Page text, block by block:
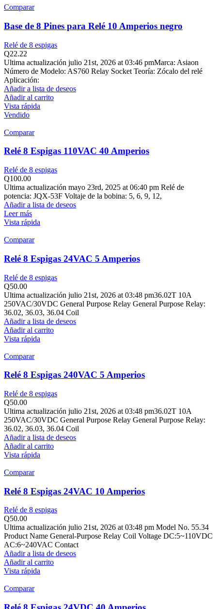
Comparar
Base de 8 Pines para Relé 10 Amperios negro
Relé de 8 espigas
Q22.22
Ultima actualización julio 21st, 2026 at 03:46 pmMarca: Asiaon
Número de Modelo: AS760 Relay Socket Teoría: Zócalo del relé
Aplicación:
Añadir a lista de deseos
Añadir al carrito
Vista rápida
Vendido
Comparar
Relé 8 Espigas 110VAC 40 Amperios
Relé de 8 espigas
Q100.00
Ultima actualización mayo 23rd, 2025 at 06:40 pm Relé de
potencia: JQX-53F Voltaje de la bobina: 5, 6, 9, 12,
Añadir a lista de deseos
Leer más
Vista rápida
Comparar
Relé 8 Espigas 24VAC 5 Amperios
Relé de 8 espigas
Q50.00
Ultima actualización julio 21st, 2026 at 03:48 pm36.02T 10A
250VAC/30VDC General Purpose Relay General Purpose Relay:
36.02, 36.03, 36.04 Coil
Añadir a lista de deseos
Añadir al carrito
Vista rápida
Comparar
Relé 8 Espigas 240VAC 5 Amperios
Relé de 8 espigas
Q50.00
Ultima actualización julio 21st, 2026 at 03:48 pm36.02T 10A
250VAC/30VDC General Purpose Relay General Purpose Relay:
36.02, 36.03, 36.04 Coil
Añadir a lista de deseos
Añadir al carrito
Vista rápida
Comparar
Relé 8 Espigas 24VAC 10 Amperios
Relé de 8 espigas
Q50.00
Ultima actualización julio 21st, 2026 at 03:48 pm Model No. 55.34
Product Name General-Purpose Relay Coil Voltage DC:5~110VDC
AC:6~240VAC Contact
Añadir a lista de deseos
Añadir al carrito
Vista rápida
Comparar